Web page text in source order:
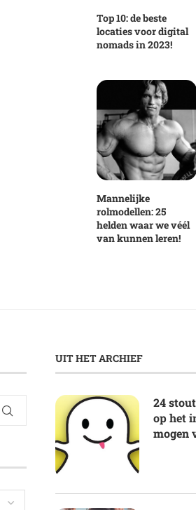
Top 10: de beste
locaties voor digital
nomads in 2023!
Mannelijke
rolmodellen: 25
helden waar we véél
van kunnen leren!
UIT HET ARCHIEF
24
op het
mogen